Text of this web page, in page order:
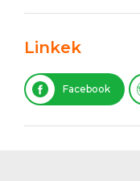
Linkek
Facebook